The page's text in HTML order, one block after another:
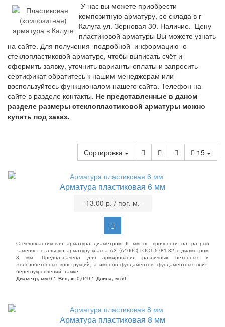
У нас вы можете приобрести
композитную арматуру, со склада в г
Калуга ул. Зерновая 30. Наличие. Цену
пластиковой арматуры Вы можете узнать
на сайте. Для получения подробной информацию о
стеклопластиковой арматуре, чтобы выписать счёт и
оформить заявку, уточнить варианты оплаты и запросить
сертификат обратитесь к нашим менеджерам или
воспользуйтесь функционалом нашего сайта. Телефон на
сайте в разделе контакты. Не представленные в даном
разделе размеры стеклопластиковой арматуры можно
купить под заказ.
Сортировка 15
Арматура пластиковая 6 мм
13.00 р. / пог. м.
Стеклопластиковая арматура диаметром 6 мм по прочности на разрыв
заменяет стальную арматуру класса А3 (А400С) ГОСТ 5781-82 с диаметром
8 мм. Предназначена для армирования различных бетонных и
железобетонных конструкций, а именно фундаментов, фундаментных плит,
берегоукреплений, также ..
Диаметр, мм 6 :: Вес, кг 0,049 :: Длина, м 50
Арматура пластиковая 8 мм